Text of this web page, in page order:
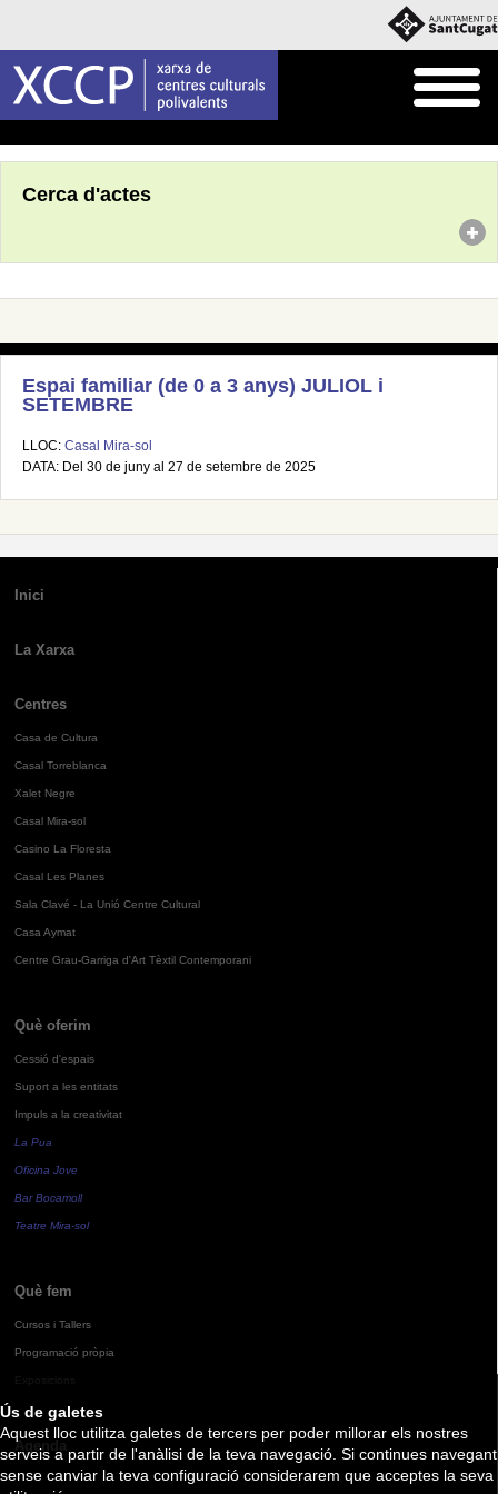
Ús de galetes
Aquest lloc utilitza galetes de tercers per poder millorar els nostres
serveis a partir de l'anàlisi de la teva navegació. Si continues navegant
sense canviar la teva configuració considerarem que acceptes la seva
Cerca d'actes
Espai familiar (de 0 a 3 anys) JULIOL i
SETEMBRE
LLOC: Casal Mira-sol
DATA: Del 30 de juny al 27 de setembre de 2025
Inici
La Xarxa
Centres
Casa de Cultura
Casal Torreblanca
Xalet Negre
Casal Mira-sol
Casino La Floresta
Casal Les Planes
Sala Clavé - La Unió Centre Cultural
Casa Aymat
Centre Grau-Garriga d'Art Tèxtil Contemporani
Què oferim
Cessió d'espais
Suport a les entitats
Impuls a la creativitat
La Pua
Oficina Jove
Bar Bocamoll
Teatre Mira-sol
Què fem
Cursos i Tallers
Programació pròpia
Agenda